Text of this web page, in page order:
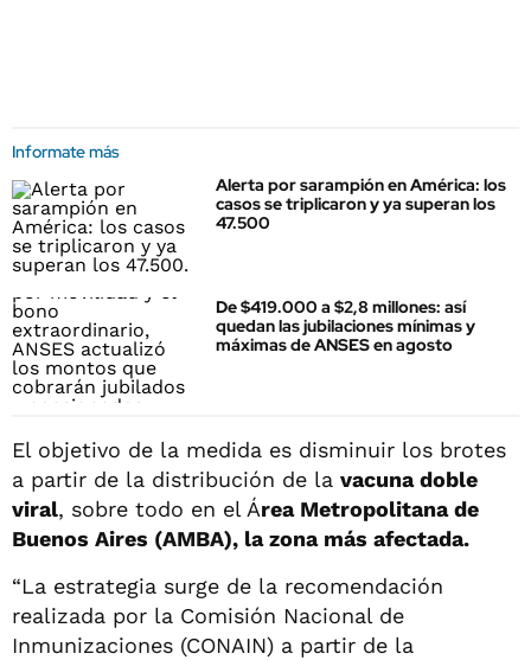
Informate más
Alerta por sarampión en América: los
casos se triplicaron y ya superan los
47.500
De $419.000 a $2,8 millones: así
quedan las jubilaciones mínimas y
máximas de ANSES en agosto
El objetivo de la medida es disminuir los brotes
a partir de la distribución de la vacuna doble
viral, sobre todo en el Área Metropolitana de
Buenos Aires (AMBA), la zona más afectada.
“La estrategia surge de la recomendación
realizada por la Comisión Nacional de
Inmunizaciones (CONAIN) a partir de la